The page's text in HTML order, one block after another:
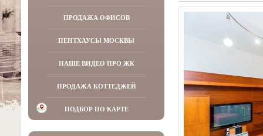
ПРОДАЖА ОФИСОВ
ПЕНТХАУСЫ МОСКВЫ
НАШЕ ВИДЕО ПРО ЖК
ПРОДАЖА КОТТЕДЖЕЙ
ПОДБОР ПО КАРТЕ